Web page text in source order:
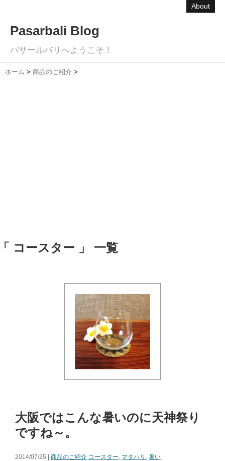
About
Pasarbali Blog
パサールバリへようこそ！
ホーム > 商品のご紹介 >
コースター 」 一覧
大阪ではこんな暑いのに天神祭り
ですね～。
2014/07/25 | 商品のご紹介 コースター, マタハリ , 暑い